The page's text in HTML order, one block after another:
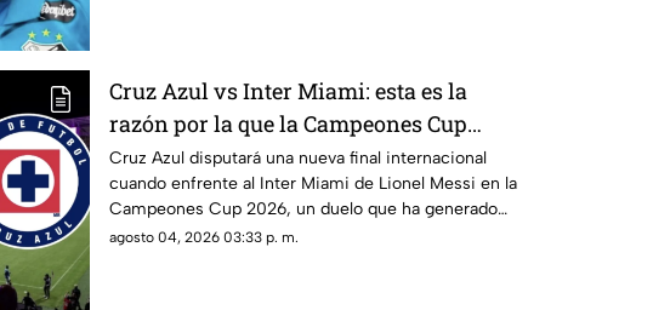
Cruz Azul vs Inter Miami: esta es la
razón por la que la Campeones Cup
2026 se jugará en Estados Unidos
Cruz Azul disputará una nueva final internacional
cuando enfrente al Inter Miami de Lionel Messi en la
Campeones Cup 2026, un duelo que ha generado
dudas entre los aficionados, especialmente sobre
agosto 04, 2026 03:33 p. m.